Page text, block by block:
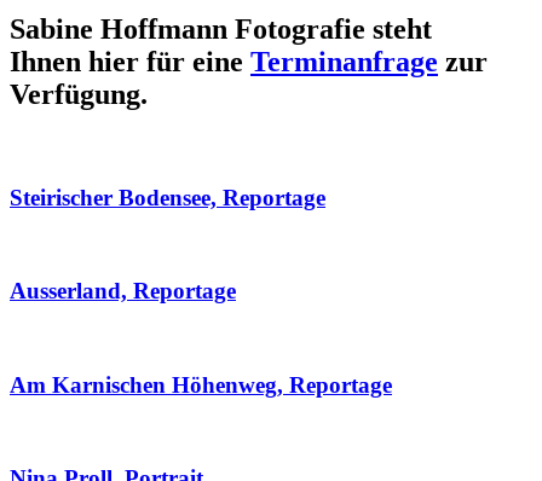
Sabine Hoffmann Fotografie steht
Ihnen hier für eine Terminanfrage zur
Verfügung.
Steirischer Bodensee, Reportage
Ausserland, Reportage
Am Karnischen Höhenweg, Reportage